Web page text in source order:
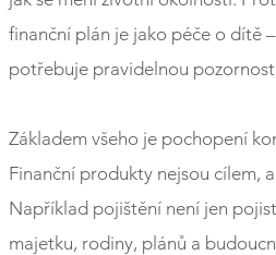
finanční plán je jako péče o dítě
potřebuje pravidelnou
Základem všeho je pochopení
Finanční produkty nejsou cílem,
Například pojištění není jen
majetku, rodiny, plánů a